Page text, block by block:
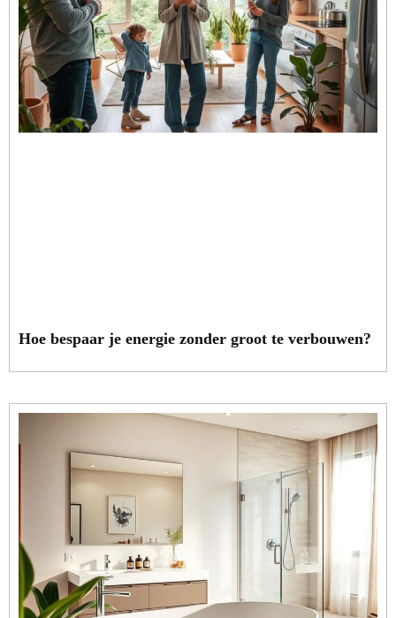
Hoe bespaar je energie zonder groot te verbouwen?